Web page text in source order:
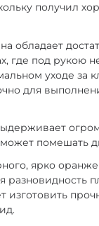
получил
обладает
где под рукою
уходе за
для
может
ярко
изготовить